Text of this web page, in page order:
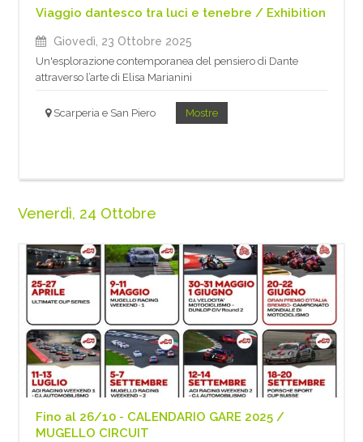
Viaggio dantesco tra luci e tenebre / Exhibition
Giovedì, 23 Ottobre 2025
Un'esplorazione contemporanea del pensiero di Dante
attraverso l’arte di Elisa Marianini
Scarperia e San Piero Mostre
Venerdì, 24 Ottobre
Fino al 26/10 - CALENDARIO GARE 2025 /
MUGELLO CIRCUIT